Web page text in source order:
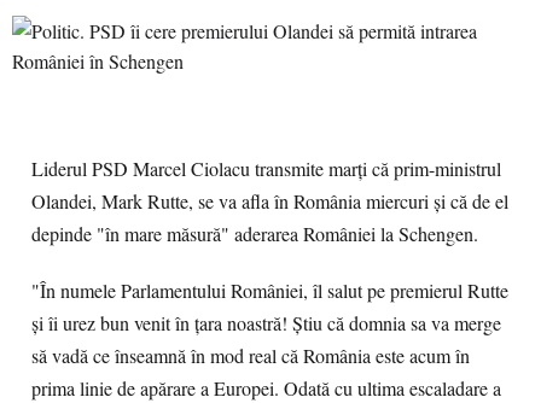
Liderul PSD Marcel Ciolacu transmite marți că prim-ministrul
Olandei, Mark Rutte, se va afla în România miercuri și că de el
depinde "în mare măsură" aderarea României la Schengen.
"În numele Parlamentului României, îl salut pe premierul Rutte
şi îi urez bun venit în ţara noastră! Ştiu că domnia sa va merge
să vadă ce înseamnă în mod real că România este acum în
prima linie de apărare a Europei. Odată cu ultima escaladare a